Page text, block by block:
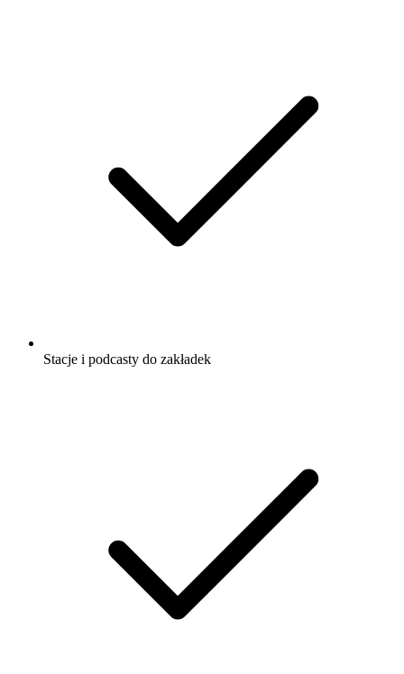
Stacje i podcasty do zakładek